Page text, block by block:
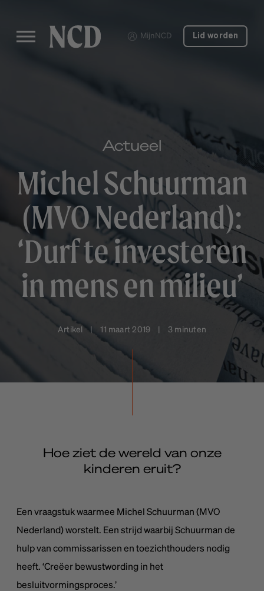
MijnNCD Lid worden
Actueel
Michel Schuurman
(MVO Nederland):
‘Durf te investeren
in mens en milieu’
Artikel | 11 maart 2019 | 3 minuten
Hoe ziet de wereld van onze
kinderen eruit?
Een vraagstuk waarmee Michel Schuurman (MVO
Nederland) worstelt. Een strijd waarbij Schuurman de
hulp van commissarissen en toezichthouders nodig
heeft. ‘Creëer bewustwording in het
besluitvormingsproces.’